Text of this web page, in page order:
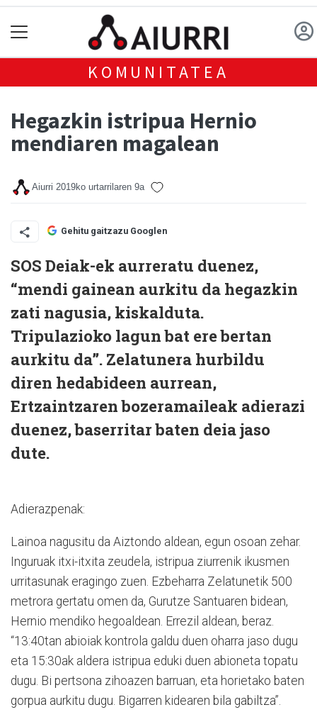
KOMUNITATEA
Hegazkin istripua Hernio
mendiaren magalean
Aiurri 2019ko urtarrilaren 9a
Gehitu gaitzazu Googlen
SOS Deiak-ek aurreratu duenez,
“mendi gainean aurkitu da hegazkin
zati nagusia, kiskalduta.
Tripulazioko lagun bat ere bertan
aurkitu da”. Zelatunera hurbildu
diren hedabideen aurrean,
Ertzaintzaren bozeramaileak adierazi
duenez, baserritar baten deia jaso
dute.
Adierazpenak:
Lainoa nagusitu da Aiztondo aldean, egun osoan zehar.
Inguruak itxi-itxita zeudela, istripua ziurrenik ikusmen
urritasunak eragingo zuen. Ezbeharra Zelatunetik 500
metrora gertatu omen da, Gurutze Santuaren bidean,
Hernio mendiko hegoaldean. Errezil aldean, beraz.
“13:40tan abioiak kontrola galdu duen oharra jaso dugu
eta 15:30ak aldera istripua eduki duen abioneta topatu
dugu. Bi pertsona zihoazen barruan, eta horietako baten
gorpua aurkitu dugu. Bigarren kidearen bila gabiltza”.